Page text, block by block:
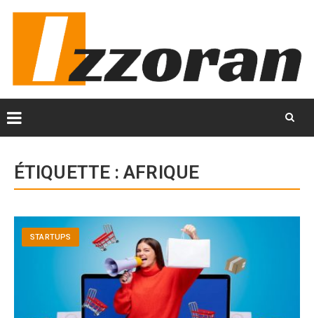
contentÉTIQUETTE :AFRIQUE
STARTUPS